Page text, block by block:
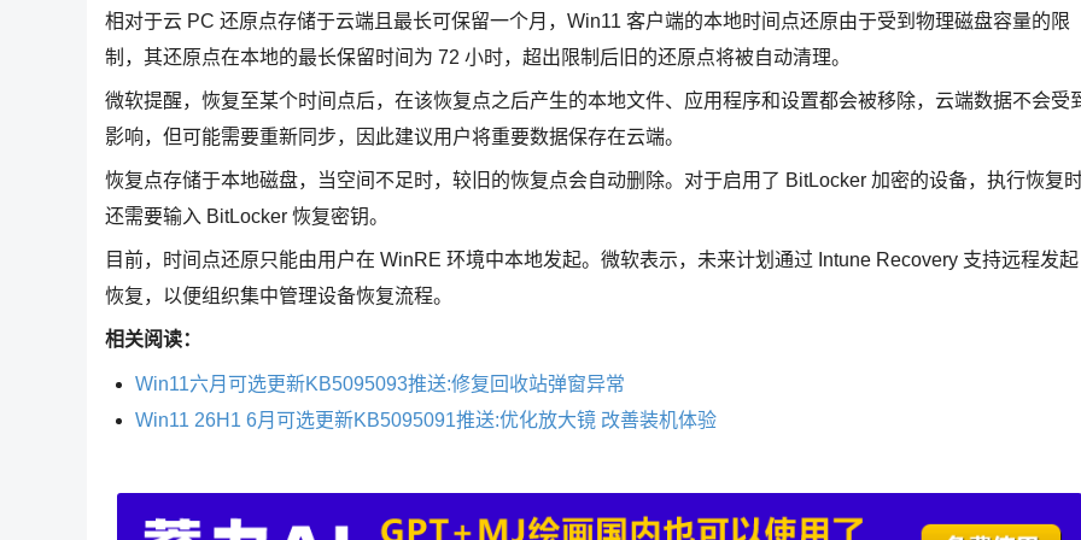
相对于云 PC 还原点存储于云端且最长可保留一个月，Win11 客户端的本地时间点还原由于受到物理磁盘容量的限
制，其还原点在本地的最长保留时间为 72 小时，超出限制后旧的还原点将被自动清理。
微软提醒，恢复至某个时间点后，在该恢复点之后产生的本地文件、应用程序和设置都会被移除，云端数据不会受
影响，但可能需要重新同步，因此建议用户将重要数据保存在云端。
恢复点存储于本地磁盘，当空间不足时，较旧的恢复点会自动删除。对于启用了 BitLocker 加密的设备，执行恢复
还需要输入 BitLocker 恢复密钥。
目前，时间点还原只能由用户在 WinRE 环境中本地发起。微软表示，未来计划通过 Intune Recovery 支持远程发起
恢复，以便组织集中管理设备恢复流程。
相关阅读：
Win11六月可选更新KB5095093推送:修复回收站弹窗异常
Win11 26H1 6月可选更新KB5095091推送:优化放大镜 改善装机体验